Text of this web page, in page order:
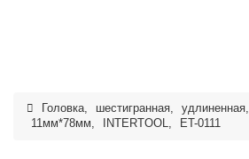
Головка, шестигранная, удлиненная,
11мм*78мм, INTERTOOL, ET-0111